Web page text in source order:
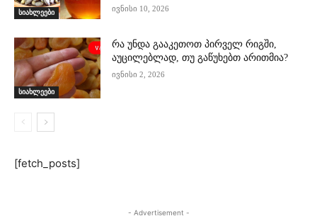
სიახლეები ივნისი 10, 2026
სიახლეები
რა უნდა გააკეთოთ პირველ რიგში,
აუცილებლად, თუ გაწუხებთ არითმია?
ივნისი 2, 2026
[fetch_posts]
- Advertisement -